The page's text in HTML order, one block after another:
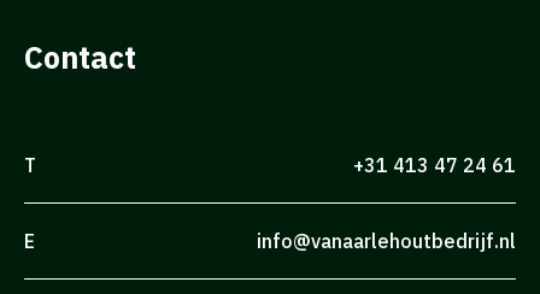
Contact
T +31 413 47 24 61
E info@vanaarlehoutbedrijf.nl